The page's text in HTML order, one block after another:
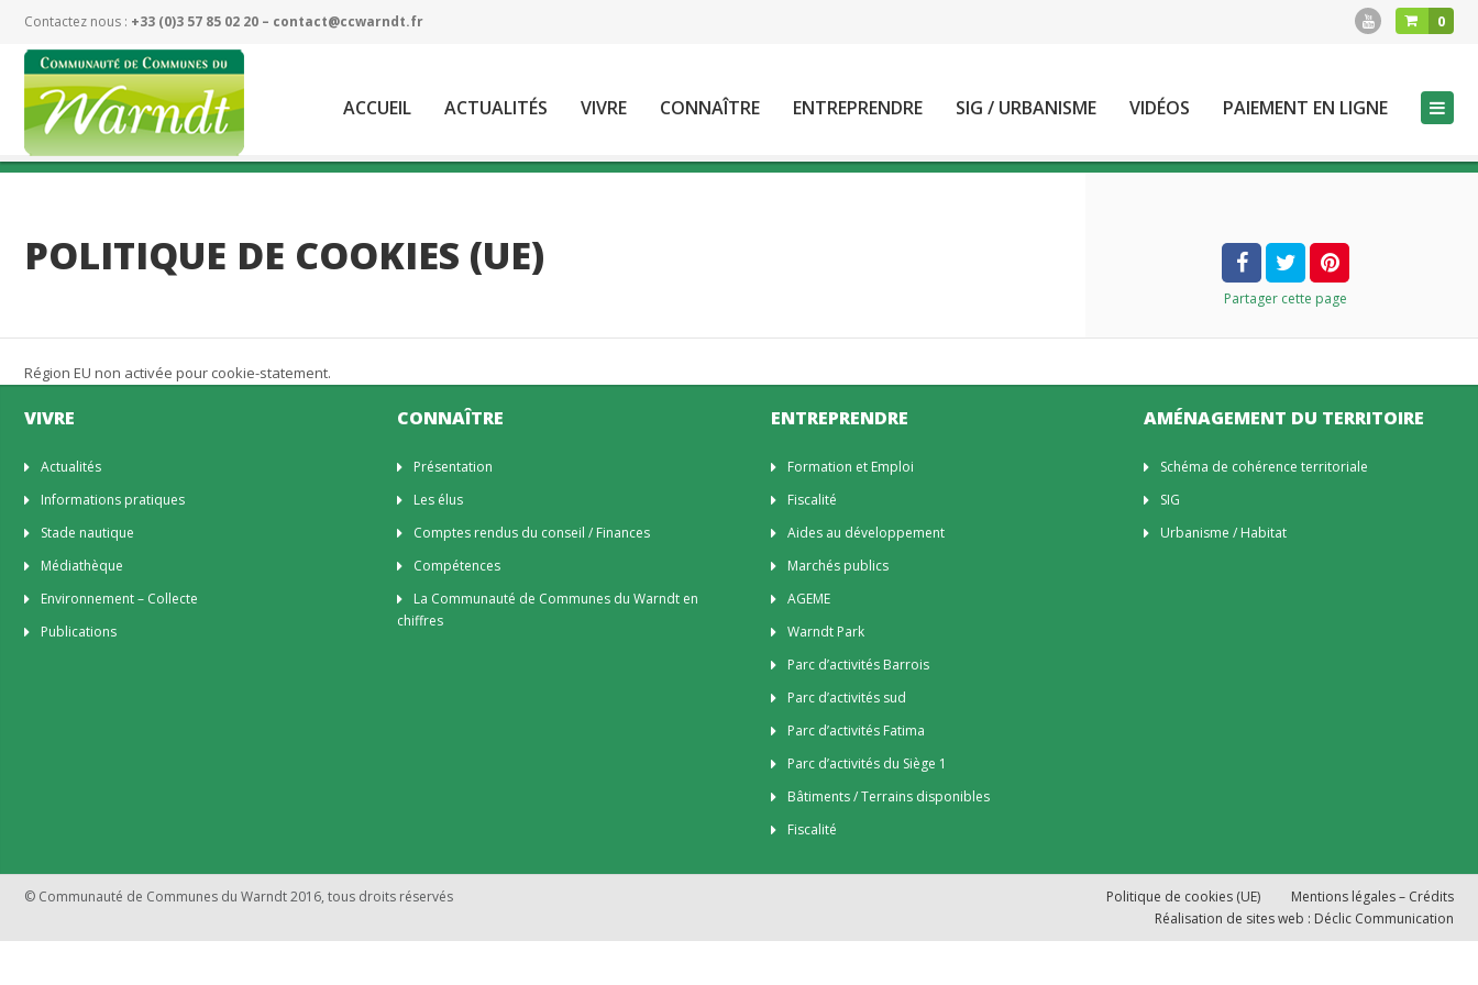
0
Contactez nous : +33 (0)3 57 85 02 20 – contact@ccwarndt.fr
ACCUEIL ACTUALITÉS VIVRE CONNAÎTRE ENTREPRENDRE SIG / URBANISME VIDÉOS PAIEMENT EN LIGNE
POLITIQUE DE COOKIES (UE)
Partager cette page
Région EU non activée pour cookie-statement.
VIVRE
Actualités
Informations pratiques
Stade nautique
Médiathèque
Environnement – Collecte
Publications
CONNAÎTRE
Présentation
Les élus
Comptes rendus du conseil / Finances
Compétences
La Communauté de Communes du Warndt en
chiffres
ENTREPRENDRE
Formation et Emploi
Fiscalité
Aides au développement
Marchés publics
AGEME
Warndt Park
Parc d’activités Barrois
Parc d’activités sud
Parc d’activités Fatima
Parc d’activités du Siège 1
Bâtiments / Terrains disponibles
Fiscalité
AMÉNAGEMENT DU TERRITOIRE
Schéma de cohérence territoriale
SIG
Urbanisme / Habitat
Politique de cookies (UE)
Mentions légales – Crédits
Réalisation de sites web : Déclic Communication
© Communauté de Communes du Warndt 2016, tous droits réservés